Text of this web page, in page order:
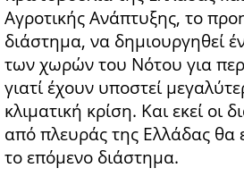
Αγροτικής Ανάπτυξης, το
διάστημα, να δημιουργηθεί
των χωρών του Νότου για
γιατί έχουν υποστεί
κλιματική κρίση. Και εκεί οι
από πλευράς της Ελλάδας θα
το επόμενο διάστημα.